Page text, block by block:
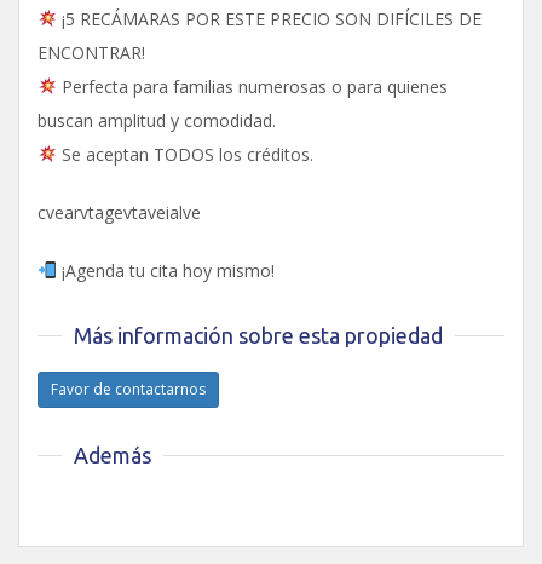
¡5 RECÁMARAS POR ESTE PRECIO SON DIFÍCILES DE
ENCONTRAR!
Perfecta para familias numerosas o para quienes
buscan amplitud y comodidad.
Se aceptan TODOS los créditos.
cvearvtagevtaveialve
¡Agenda tu cita hoy mismo!
Más información sobre esta propiedad
Favor de contactarnos
Además